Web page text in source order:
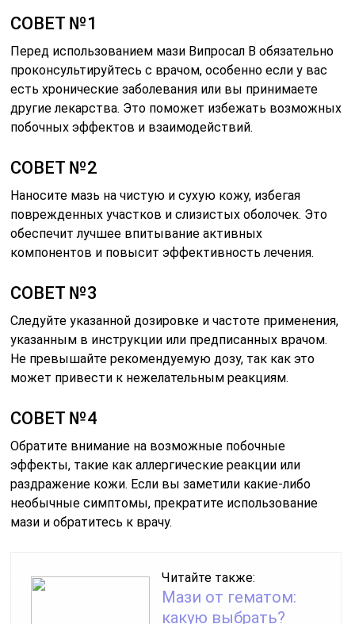
СОВЕТ №1
Перед использованием мази Випросал В обязательно
проконсультируйтесь с врачом, особенно если у вас
есть хронические заболевания или вы принимаете
другие лекарства. Это поможет избежать возможных
побочных эффектов и взаимодействий.
СОВЕТ №2
Наносите мазь на чистую и сухую кожу, избегая
поврежденных участков и слизистых оболочек. Это
обеспечит лучшее впитывание активных
компонентов и повысит эффективность лечения.
СОВЕТ №3
Следуйте указанной дозировке и частоте применения,
указанным в инструкции или предписанных врачом.
Не превышайте рекомендуемую дозу, так как это
может привести к нежелательным реакциям.
СОВЕТ №4
Обратите внимание на возможные побочные
эффекты, такие как аллергические реакции или
раздражение кожи. Если вы заметили какие-либо
необычные симптомы, прекратите использование
мази и обратитесь к врачу.
Читайте также:
Мази от гематом:
какую выбрать?